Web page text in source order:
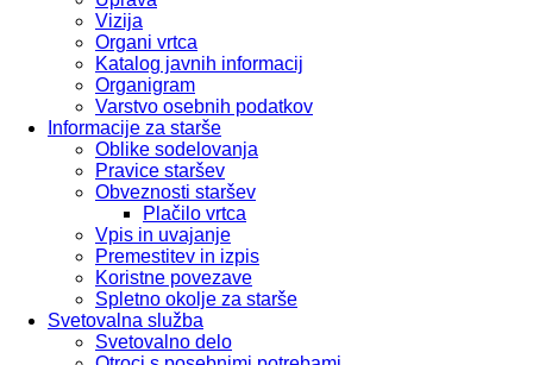
Vizija
Organi vrtca
Katalog javnih informacij
Organigram
Varstvo osebnih podatkov
Informacije za starše
Oblike sodelovanja
Pravice staršev
Obveznosti staršev
Plačilo vrtca
Vpis in uvajanje
Premestitev in izpis
Koristne povezave
Spletno okolje za starše
Svetovalna služba
Svetovalno delo